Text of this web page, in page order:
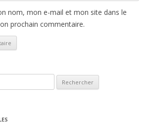
nom, mon e-mail et mon site dans le
prochain commentaire.